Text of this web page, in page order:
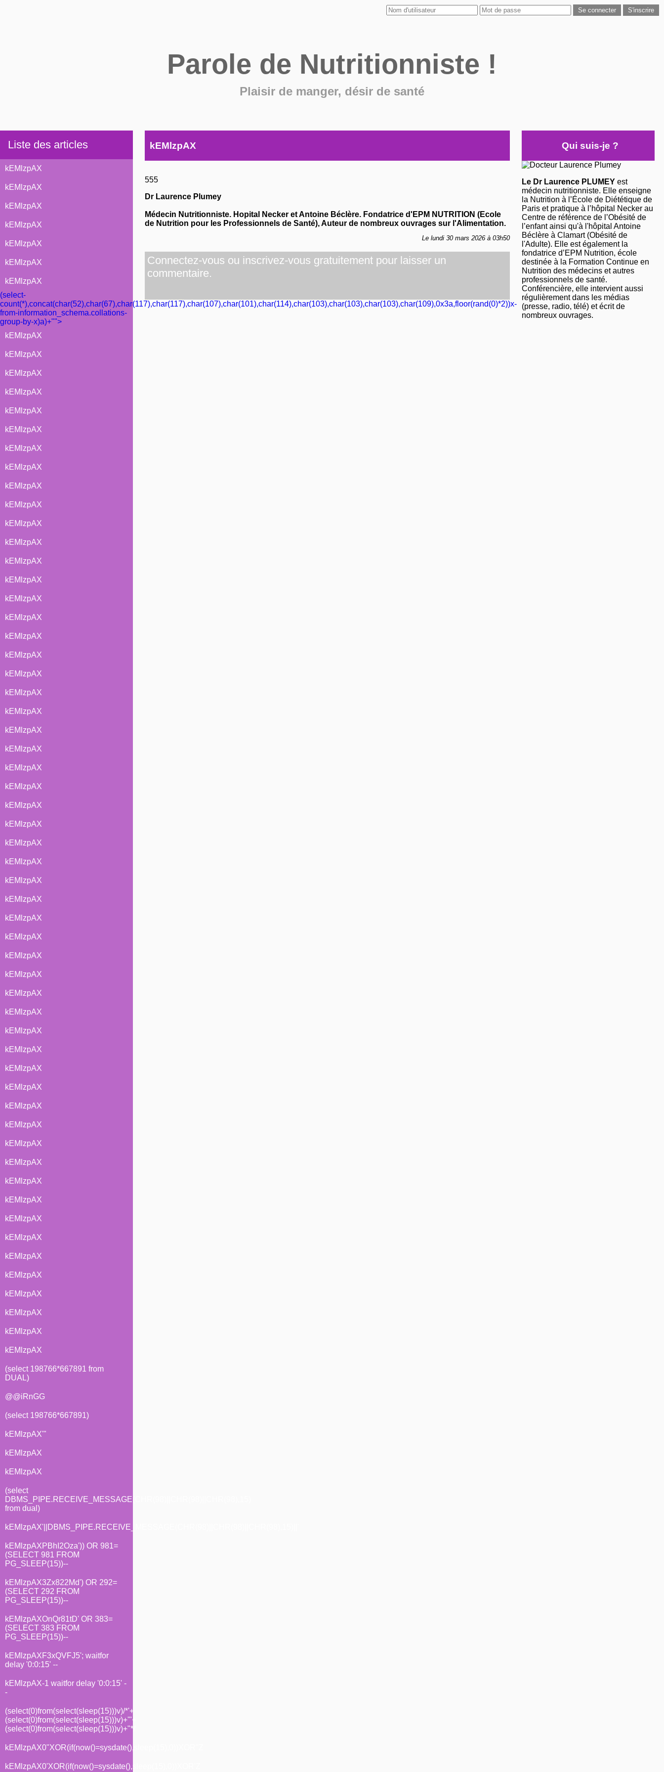
Parole de Nutritionniste !
Plaisir de manger, désir de santé
Liste des articles
kEMlzpAX
kEMlzpAX
kEMlzpAX
kEMlzpAX
kEMlzpAX
kEMlzpAX
kEMlzpAX
(select-
count(*),concat(char(52),char(67),char(117),char(117),char(107),char(101),char(114),char(103),char(103),char(103),char(109),0x3a,floor(rand(0)*2))x-
from-information_schema.collations-
group-by-x)a)+"">
kEMlzpAX
kEMlzpAX
kEMlzpAX
kEMlzpAX
kEMlzpAX
kEMlzpAX
kEMlzpAX
kEMlzpAX
kEMlzpAX
kEMlzpAX
kEMlzpAX
kEMlzpAX
kEMlzpAX
kEMlzpAX
kEMlzpAX
kEMlzpAX
kEMlzpAX
kEMlzpAX
kEMlzpAX
kEMlzpAX
kEMlzpAX
kEMlzpAX
kEMlzpAX
kEMlzpAX
kEMlzpAX
kEMlzpAX
kEMlzpAX
kEMlzpAX
kEMlzpAX
kEMlzpAX
kEMlzpAX
kEMlzpAX
kEMlzpAX
kEMlzpAX
kEMlzpAX
kEMlzpAX
kEMlzpAX
kEMlzpAX
kEMlzpAX
kEMlzpAX
kEMlzpAX
kEMlzpAX
kEMlzpAX
kEMlzpAX
kEMlzpAX
kEMlzpAX
kEMlzpAX
kEMlzpAX
kEMlzpAX
kEMlzpAX
kEMlzpAX
kEMlzpAX
kEMlzpAX
kEMlzpAX
kEMlzpAX
(select 198766*667891 from
DUAL)
@@iRnGG
(select 198766*667891)
kEMlzpAX'"
kEMlzpAX
kEMlzpAX
(select
DBMS_PIPE.RECEIVE_MESSAGE(CHR(98)||CHR(98)||CHR(98),15)
from dual)
kEMlzpAX'||DBMS_PIPE.RECEIVE_MESSAGE(CHR(98)||CHR(98)||CHR(98),15)||'
kEMlzpAXPBhI2Oza')) OR 981=
(SELECT 981 FROM
PG_SLEEP(15))--
kEMlzpAX3Zx822Md') OR 292=
(SELECT 292 FROM
PG_SLEEP(15))--
kEMlzpAXOnQr81tD' OR 383=
(SELECT 383 FROM
PG_SLEEP(15))--
kEMlzpAXF3xQVFJ5'; waitfor
delay '0:0:15' --
kEMlzpAX-1 waitfor delay '0:0:15' -
-
(select(0)from(select(sleep(15)))v)/*'+
(select(0)from(select(sleep(15)))v)+'"+
(select(0)from(select(sleep(15)))v)+"*/
kEMlzpAX0"XOR(if(now()=sysdate(),sleep(15),0))XOR"Z
kEMlzpAX0'XOR(if(now()=sysdate(),sleep(15),0))XOR'Z
kEMlzpAX
555
Dr Laurence Plumey
Médecin Nutritionniste. Hopital Necker et Antoine Béclère. Fondatrice d'EPM NUTRITION (Ecole
de Nutrition pour les Professionnels de Santé), Auteur de nombreux ouvrages sur l'Alimentation.
Le lundi 30 mars 2026 à 03h50
Connectez-vous ou inscrivez-vous gratuitement pour laisser un
commentaire.
Qui suis-je ?
Le Dr Laurence PLUMEYest
médecin nutritionniste. Elle enseigne
la Nutrition à l’École de Diététique de
Paris et pratique à l’hôpital Necker au
Centre de référence de l’Obésité de
l’enfant ainsi qu'à l'hôpital Antoine
Béclère à Clamart (Obésité de
l'Adulte). Elle est également la
fondatrice d’EPM Nutrition, école
destinée à la Formation Continue en
Nutrition des médecins et autres
professionnels de santé.
Conférencière, elle intervient aussi
régulièrement dans les médias
(presse, radio, télé) et écrit de
nombreux ouvrages.